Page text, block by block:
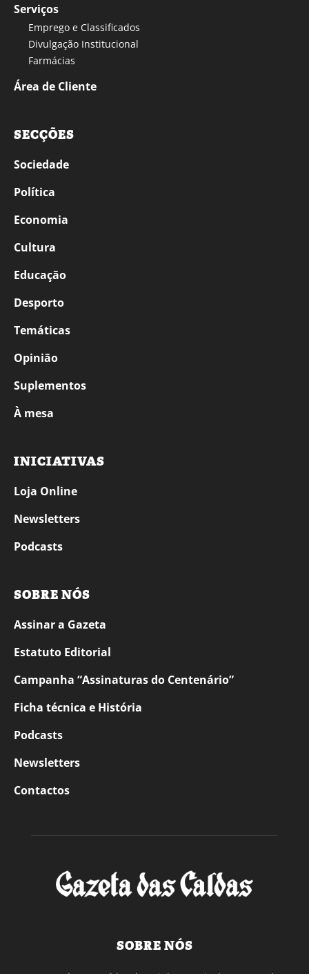
Serviços
Emprego e Classificados
Divulgação Institucional
Farmácias
Área de Cliente
SECÇÕES
Sociedade
Política
Economia
Cultura
Educação
Desporto
Temáticas
Opinião
Suplementos
À mesa
INICIATIVAS
Loja Online
Newsletters
Podcasts
SOBRE NÓS
Assinar a Gazeta
Estatuto Editorial
Campanha “Assinaturas do Centenário”
Ficha técnica e História
Podcasts
Newsletters
Contactos
SOBRE NÓS